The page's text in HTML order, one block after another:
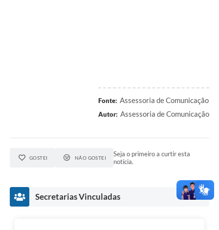
Fonte: Assessoria de Comunicação
Autor: Assessoria de Comunicação
GOSTEI NÃO GOSTEI
Seja o primeiro a curtir esta
notícia.
Secretarias Vinculadas